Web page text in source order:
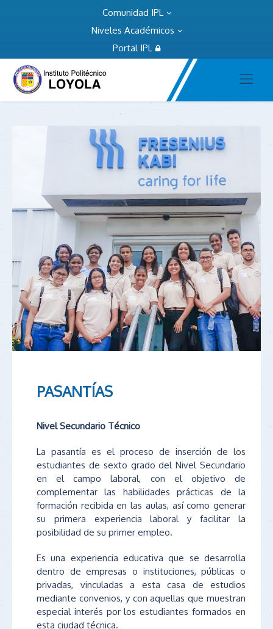
Comunidad IPL
Niveles Académicos
Portal IPL
PASANTÍAS
Nivel Secundario Técnico
La pasantía es el proceso de inserción de los
estudiantes de sexto grado del Nivel Secundario
en el campo laboral, con el objetivo de
complementar las habilidades prácticas de la
formación recibida en las aulas, así como generar
su primera experiencia laboral y facilitar la
posibilidad de su primer empleo.
Es una experiencia educativa que se desarrolla
dentro de empresas o instituciones, públicas o
privadas, vinculadas a esta casa de estudios
mediante convenios, y con aquellas que muestran
especial interés por los estudiantes formados en
esta ciudad técnica.